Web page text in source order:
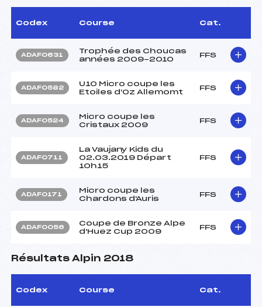
Codex Course Cat.
ADAF0631
Trophée des Choucas
années 2009-2010
FFS
ADAF0582
U10 Micro coupe les
Etoiles d'Oz Allemomt
FFS
ADAF0524
Micro coupe les
Cristaux 2009
FFS
ADAF0711
La Vaujany Kids du
02.03.2019 Départ
10h15
FFS
ADAF0171
Micro coupe les
Chardons d'Auris
FFS
ADAF0056
Coupe de Bronze Alpe
d'Huez Cup 2009
FFS
Résultats Alpin 2018
Codex Course Cat.